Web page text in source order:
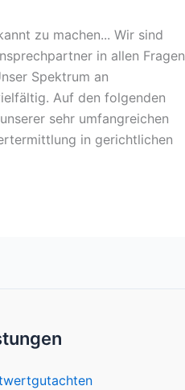
zu machen... Wir sind
in allen Fragen
Spektrum an
Auf den folgenden
sehr umfangreichen
in gerichtlichen